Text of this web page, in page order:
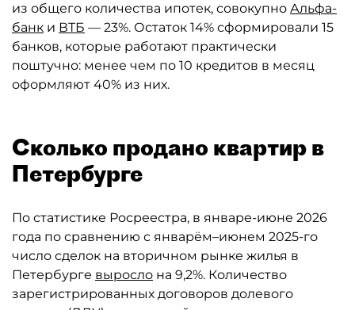
из общего количества ипотек, совокупно Альфа-
банк и ВТБ — 23%. Остаток 14% сформировали 15
банков, которые работают практически
поштучно: менее чем по 10 кредитов в месяц
оформляют 40% из них.
Сколько продано квартир в
Петербурге
По статистике Росреестра, в январе-июне 2026
года по сравнению с январём–июнем 2025-го
число сделок на вторичном рынке жилья в
Петербурге выросло на 9,2%. Количество
зарегистрированных договоров долевого